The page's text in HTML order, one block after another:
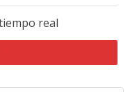
real